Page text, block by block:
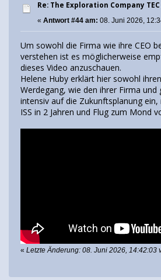
Re: The Exploration Company
« Antwort #44 am: 08. Juni 2026,
Um sowohl die Firma wie ihre CEO
verstehen ist es möglicherweise
dieses Video anzuschauen.
Helene Huby erklärt hier sowohl
Werdegang, wie den ihrer Firma und
intensiv auf die Zukunftsplanung
ISS in 2 Jahren und Flug zum Mond
« Letzte Änderung: 08. Juni 2026, 14:42:03